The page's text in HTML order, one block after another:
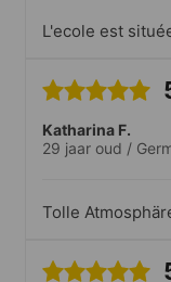
L'ecole est
Katharina F.
29 jaar oud /
Tolle
wirklich spaß